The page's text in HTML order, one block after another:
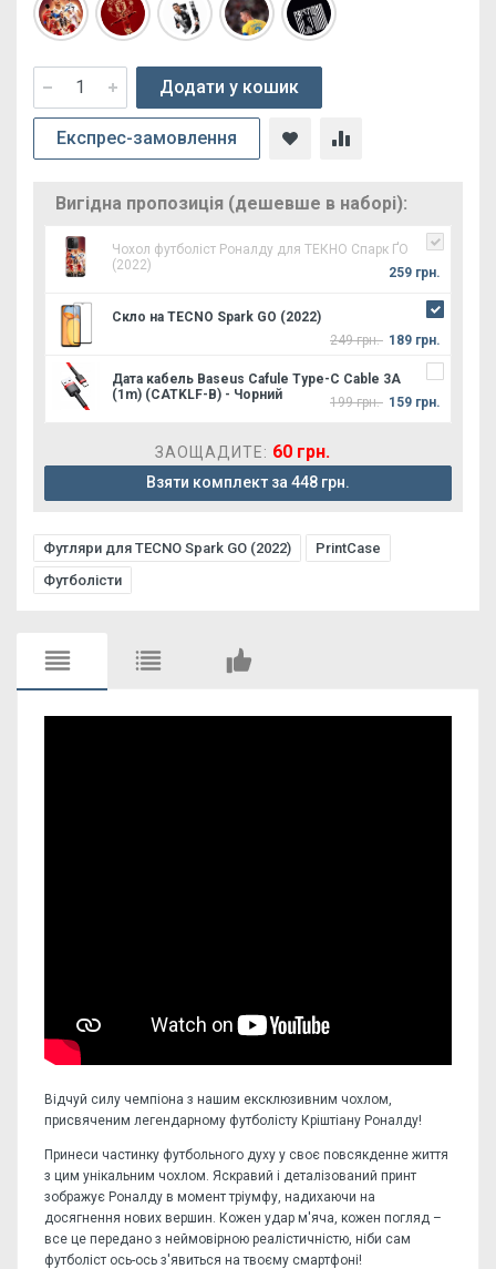
Додати у кошик
Експрес-замовлення
Вигідна пропозиція (дешевше в наборі):
Чохол футболіст Роналду для ТЕКНО Спарк ҐО
(2022)
259 грн.
Скло на TECNO Spark GO (2022)
249 грн. 189 грн.
Дата кабель Baseus Cafule Type-C Cable 3A
(1m) (CATKLF-B) - Чорний
199 грн. 159 грн.
ЗАОЩАДИТЕ: 60 грн.
Взяти комплект за 448 грн.
Футляри для TECNO Spark GO (2022)
PrintCase
Футболісти
Відчуй силу чемпіона з нашим ексклюзивним чохлом,
присвяченим легендарному футболісту Кріштіану Роналду!
Принеси частинку футбольного духу у своє повсякденне життя
з цим унікальним чохлом. Яскравий і деталізований принт
зображує Роналду в момент тріумфу, надихаючи на
досягнення нових вершин. Кожен удар м'яча, кожен погляд –
все це передано з неймовірною реалістичністю, ніби сам
футболіст ось-ось з'явиться на твоєму смартфоні!